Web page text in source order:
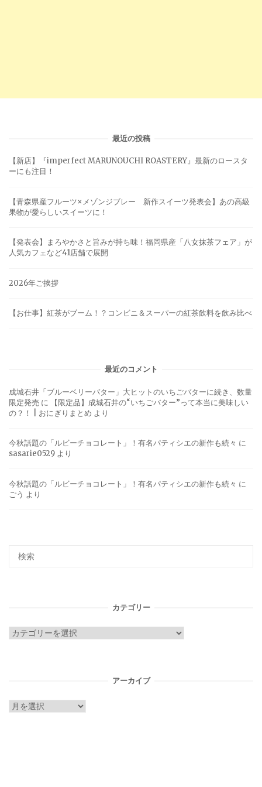
最近の投稿
【新店】『imperfect MARUNOUCHI ROASTERY』最新のロースタ
ーにも注目！
【青森県産フルーツ×メゾンジブレー 新作スイーツ発表会】あの高級
果物が愛らしいスイーツに！
【発表会】まろやかさと旨みが持ち味！福岡県産「八女抹茶フェア」が
人気カフェなど41店舗で展開
2026年ご挨拶
【お仕事】紅茶がブーム！？コンビニ＆スーパーの紅茶飲料を飲み比べ
最近のコメント
成城石井「ブルーベリーバター」大ヒットのいちごバターに続き、数量
限定発売 に
【限定品】成城石井の“いちごバター”って本当に美味しい
の？！ | おにぎりまとめ より
今秋話題の「ルビーチョコレート」！有名パティシエの新作も続々 に
sasarie0529 より
今秋話題の「ルビーチョコレート」！有名パティシエの新作も続々 に
ごう より
カテゴリー
カ
アーカイブ
ア